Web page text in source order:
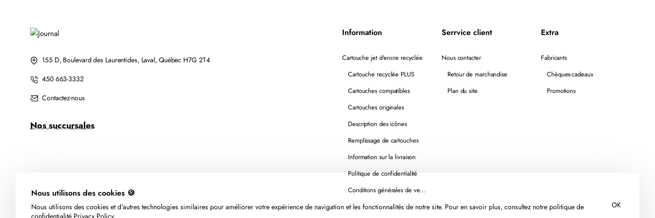
Nous utilisons des cookies 🍪
Nous utilisons des cookies et d'autres technologies similaires pour améliorer votre expérience de navigation et les fonctionnalités de notre site. Pour en savoir plus, consultez notre politique de
confidentialité.Privacy Policy.
OK
155 D, Boulevard des Laurentides, Laval, Québec H7G 2T4
450 663-3332
Contactez-nous
Nos succursales
Information
Cartouche jet d'encre recyclée
Cartouche recyclée PLUS
Cartouches compatibles
Cartouches originales
Description des icônes
Remplissage de cartouches
Information sur la livraison
Politique de confidentialité
Conditions générales de vente
Serrvice client
Nous contacter
Retour de marchandise
Plan du site
Extra
Fabricants
Chèques-cadeaux
Promotions